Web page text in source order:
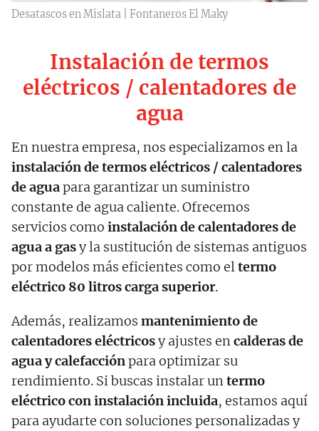
Desatascos en Mislata | Fontaneros El Maky
Instalación de termos
eléctricos / calentadores de
agua
En nuestra empresa, nos especializamos en la
instalación de termos eléctricos / calentadores
de aguapara garantizar un suministro
constante de agua caliente. Ofrecemos
servicios como instalación de calentadores de
agua a gasy la sustitución de sistemas antiguos
por modelos más eficientes como eltermo
eléctrico 80 litros carga superior.
Además, realizamos mantenimiento de
calentadores eléctricosy ajustes encalderas de
agua y calefacciónpara optimizar su
rendimiento. Si buscas instalar untermo
eléctrico con instalación incluida, estamos aquí
para ayudarte con soluciones personalizadas y